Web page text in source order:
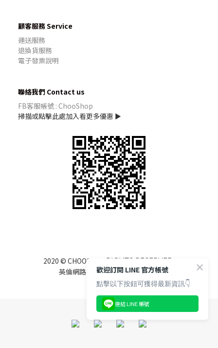
顧客服務 Service
運送服務
退換貨服務
電子發票說明
聯絡我們 Contact us
FB客服帳號 : ChooShop
掃描或點擊此處加入看更多優惠 ►
2020 © CHOOSHOP RIGHTS RESERVED.
英倫網路行銷有限公司 85122525
歡迎訂閱 LINE 官方帳號
點擊以下按鈕可獲得最新資訊👇
連結 LINE 帳號